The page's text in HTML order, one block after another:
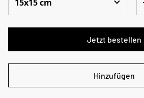
Jetzt bestellen
Hinzufügen